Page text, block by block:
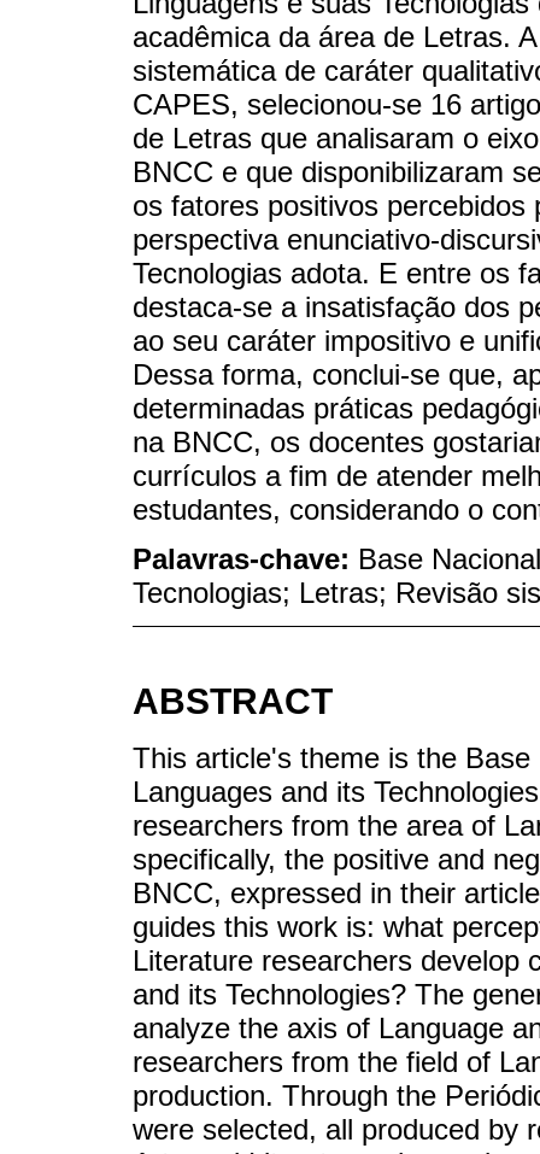
acadêmica da área de Letras.
sistemática de caráter
CAPES, selecionou-se 16
de Letras que analisaram o
BNCC e que disponibilizaram
os fatores positivos
perspectiva enunciativo-
Tecnologias adota. E entre os
destaca-se a insatisfação dos
ao seu caráter impositivo e
Dessa forma, conclui-se que,
determinadas práticas
na BNCC, os docentes
currículos a fim de atender
estudantes, considerando o
Palavras-chave: Base
Tecnologias; Letras; Revisão
ABSTRACT
This article's theme is the
Languages and its
researchers from the area of
specifically, the positive and
BNCC, expressed in their
guides this work is: what
Literature researchers develop
and its Technologies? The
analyze the axis of Language
researchers from the field of
production. Through the
were selected, all produced by